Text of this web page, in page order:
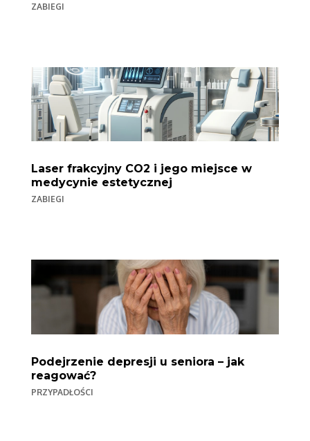
ZABIEGI
Laser frakcyjny CO2 i jego miejsce w
medycynie estetycznej
ZABIEGI
Podejrzenie depresji u seniora – jak
reagować?
PRZYPADŁOŚCI